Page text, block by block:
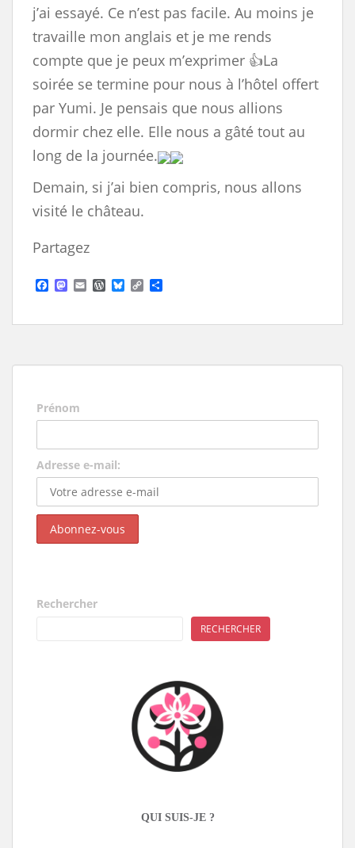
j’ai essayé. Ce n’est pas facile. Au moins je
travaille mon anglais et je me rends
compte que je peux m’exprimer 👍La
soirée se termine pour nous à l’hôtel offert
par Yumi. Je pensais que nous allions
dormir chez elle. Elle nous a gâté tout au
long de la journée.
Demain, si j’ai bien compris, nous allons
visité le château.
Partagez
a
e
o
M
a
t
o
E
m
i
W
o
d
e
B
e
y
C
o
y
n
r
Prénom
Adresse e-mail:
Rechercher
RECHERCHER
QUI SUIS-JE ?